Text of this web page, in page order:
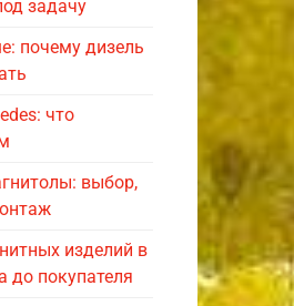
задачу
почему дизель
что
выбор,
изделий в
до покупателя